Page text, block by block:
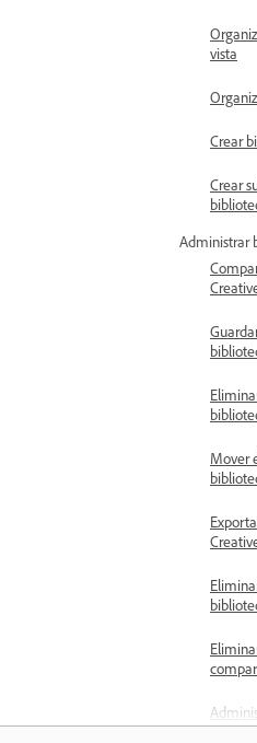
vista
Crear
Crear
Administrar
Mover